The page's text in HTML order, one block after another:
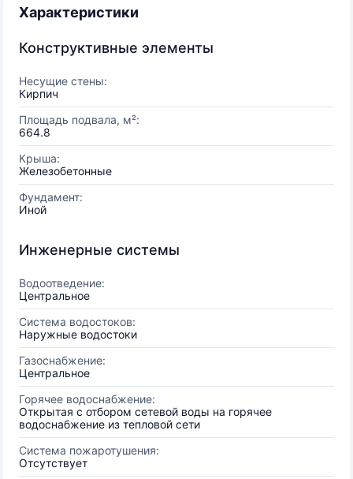
Характеристики
Конструктивные элементы
Несущие стены:
Кирпич
Площадь подвала, м²:
664.8
Крыша:
Железобетонные
Фундамент:
Иной
Инженерные системы
Водоотведение:
Центральное
Система водостоков:
Наружные водостоки
Газоснабжение:
Центральное
Горячее водоснабжение:
Открытая с отбором сетевой воды на горячее
водоснабжение из тепловой сети
Система пожаротушения:
Отсутствует